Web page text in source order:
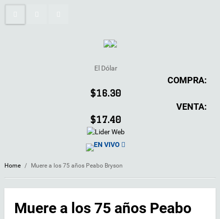
El Dólar
COMPRA:
$16.30
VENTA:
$17.40
EN VIVO
Home / Muere a los 75 años Peabo Bryson
Muere a los 75 años Peabo